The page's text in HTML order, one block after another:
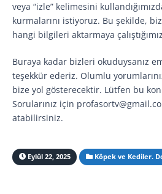
veya “izle” kelimesini
kurmalarını istiyoruz. Bu şekilde,
hangi bilgileri aktarmaya
Buraya kadar bizleri okuduysanız
teşekkür ederiz. Olumlu
bize yol gösterecektir. Lütfen bu
Sorularınız için
atabilirsiniz.
Eylül 22, 2025 Köpek ve Kediler.